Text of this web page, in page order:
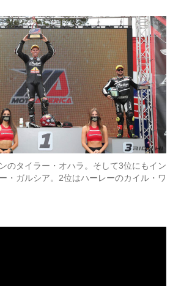
のタイラー・オハラ。そして3位にもイン
・ガルシア。2位はハーレーのカイル・ワ